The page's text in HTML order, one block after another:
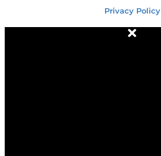
Privacy Policy